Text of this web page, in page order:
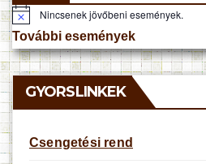
N
o
t
i
c
e
Nincsenek jövőbeni események.
További események
GYORSLINKEK
Csengetési rend